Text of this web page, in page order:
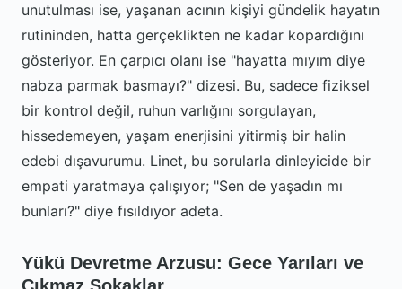
unutulması ise, yaşanan acının kişiyi gündelik hayatın
rutininden, hatta gerçeklikten ne kadar kopardığını
gösteriyor. En çarpıcı olanı ise "hayatta mıyım diye
nabza parmak basmayı?" dizesi. Bu, sadece fiziksel
bir kontrol değil, ruhun varlığını sorgulayan,
hissedemeyen, yaşam enerjisini yitirmiş bir halin
edebi dışavurumu. Linet, bu sorularla dinleyicide bir
empati yaratmaya çalışıyor; "Sen de yaşadın mı
bunları?" diye fısıldıyor adeta.
Yükü Devretme Arzusu: Gece Yarıları ve